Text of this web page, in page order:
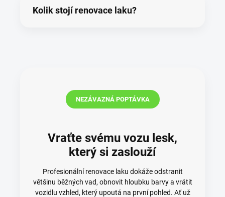
Kolik stojí renovace laku?
NEZÁVAZNÁ POPTÁVKA
Vraťte svému vozu lesk,
který si zaslouží
Profesionální renovace laku dokáže odstranit
většinu běžných vad, obnovit hloubku barvy a vrátit
vozidlu vzhled, který upoutá na první pohled. Ať už